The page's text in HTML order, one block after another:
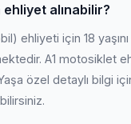
ehliyet alınabilir?
ehliyeti için 18
A1 motosiklet
özel detaylı bilgi